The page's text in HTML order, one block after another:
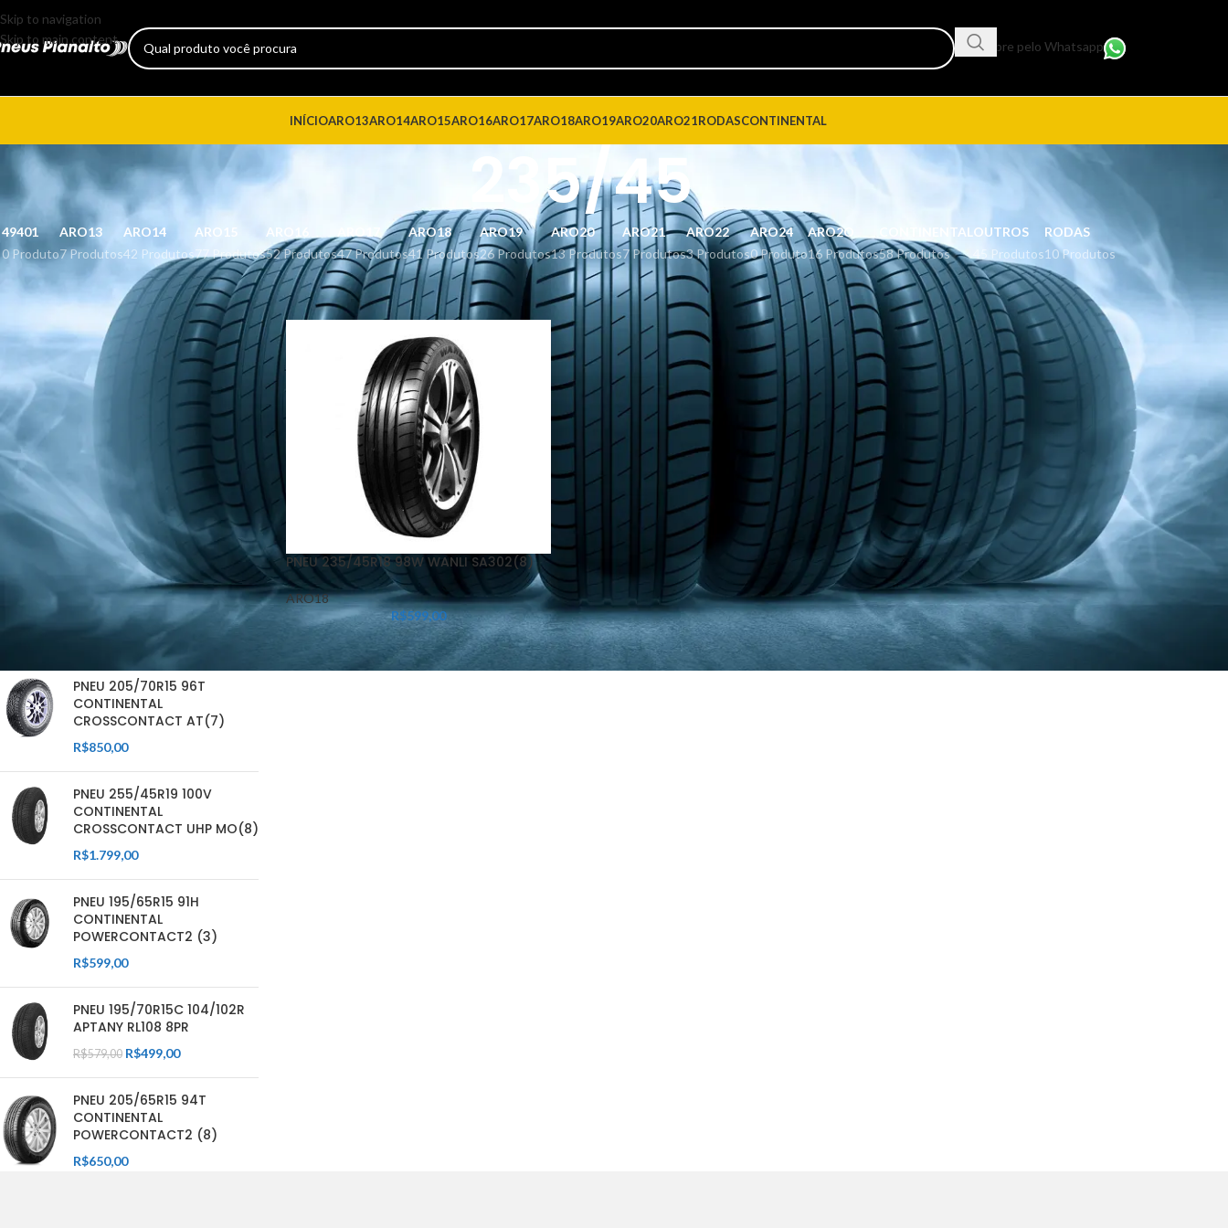
Skip to navigation
Skip to main content
Compre pelo Whatsapp
INÍCIOARO13ARO14ARO15ARO16ARO17ARO18ARO19ARO20ARO21RODASCONTINENTAL
235/45
49401
0 Produto
ARO13
7 Produtos
ARO14
42 Produtos
ARO15
77 Produtos
ARO16
52 Produtos47 Produtos
ARO18
41 Produtos
ARO19
26 Produtos
ARO20
13 Produtos
ARO21
7 Produtos
ARO22
3 Produtos
ARO24
0 Produto
ARO2O
16 Produtos
CONTINENTAL
58 Produtos
OUTROS
45 Produtos
RODAS
10 Produtos
CATEGORIAS DE PRODUTO
FILTRAR POR PREÇO
PNEU 205/70R15 96T
CONTINENTAL
CROSSCONTACT AT(7)
R$850,00
PNEU 255/45R19 100V
CONTINENTAL
CROSSCONTACT UHP MO(8)
R$1.799,00
PNEU 195/65R15 91H
CONTINENTAL
POWERCONTACT2 (3)
R$599,00
PNEU 195/70R15C 104/102R
APTANY RL108 8PR
R$579,00 R$499,00
PNEU 205/65R15 94T
CONTINENTAL
POWERCONTACT2 (8)
R$650,00
Início Produtos marcados com a tag “235/45” Mostrar 9 12 18 24
PNEU 235/45R18 98W WANLI SA302(8)
ARO18
R$599,00